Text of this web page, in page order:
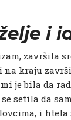
i
završila
na kraju
je bila da
setila da
i htela